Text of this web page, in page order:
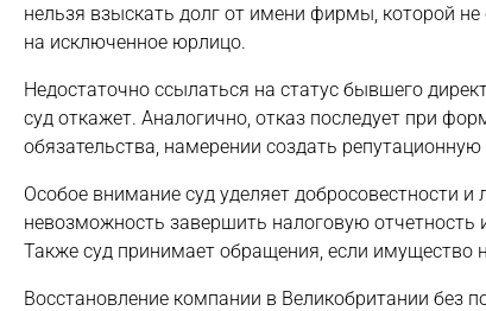
нельзя взыскать долг от имени фирмы, которой не
на исключенное юрлицо.
Недостаточно ссылаться на статус бывшего
суд откажет. Аналогично, отказ последует при
обязательства, намерении создать
Особое внимание суд уделяет добросовестности
невозможность завершить налоговую
Также суд принимает обращения, если имущество
Восстановление компании в Великобритании без